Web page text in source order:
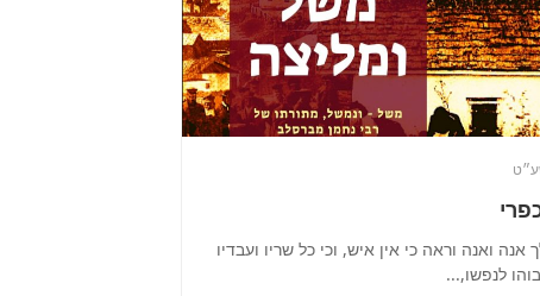
ואנה וראה כי אין איש, וכי כל שריו ועבדיו
לנפשו,...